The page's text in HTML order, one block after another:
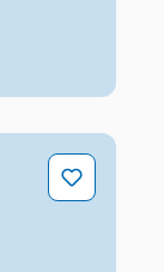
Kita-Kindern